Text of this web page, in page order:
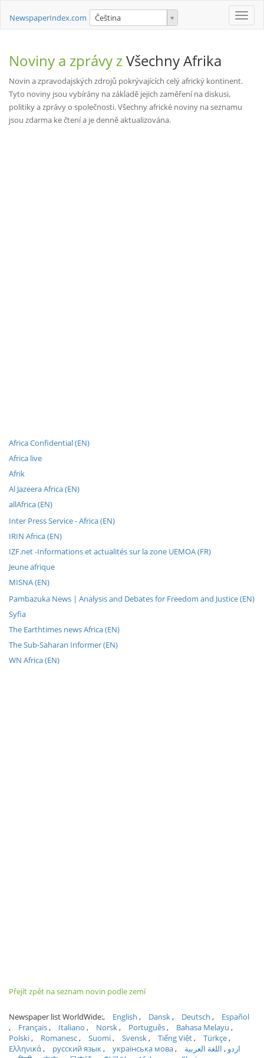
Toggle
NewspaperIndex.com Čeština
Noviny a zprávy zVšechny Afrika
Novin a zpravodajských zdrojů pokrývajících celý africký kontinent.
Tyto noviny jsou vybírány na základě jejich zaměření na diskusi,
politiky a zprávy o společnosti. Všechny africké noviny na seznamu
jsou zdarma ke čtení a je denně aktualizována.
Africa Confidential (EN)
Africa live
Afrik
Al Jazeera Africa (EN)
allAfrica (EN)
Inter Press Service - Africa (EN)
IRIN Africa (EN)
IZF.net -Informations et actualités sur la zone UEMOA (FR)
Jeune afrique
MISNA (EN)
Pambazuka News | Analysis and Debates for Freedom and Justice (EN)
Syfia
The Earthtimes news Africa (EN)
The Sub-Saharan Informer (EN)
WN Africa (EN)
Přejít zpět na seznam novin podle zemí
Newspaper list WorldWide: English Dansk Deutsch
Español
Français
Italiano Norsk Português
Bahasa Melayu
Polski
Romanesc Suomi Svensk Tiếng Việt
Türkçe
Ελληνικά
русский язык українська мова اردو
اللغة العربية